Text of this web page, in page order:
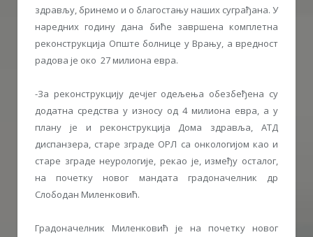
здрављу, бринемо и о благостању наших суграђана. У
наредних годину дана биће завршена комплетна
реконструкција Опште болнице у Врању, а вредност
радова је око 27 милиона евра.
-За реконструкцију дечјег одељења обезбеђена су
додатна средства у износу од 4 милиона евра, а у
плану је и реконструкција Дома здравља, АТД
диспанзера, старе зграде ОРЛ са онкологијом као и
старе зграде неурологије, рекао је, између осталог,
на почетку новог мандата градоначелник др
Слободан Миленковић.
Градоначелник Миленковић је на почетку новог